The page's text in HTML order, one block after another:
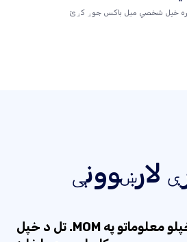
خپل شخصي میل باکس جوړ کړئ
لارښوونې
تل د خپل .MOM ډومین نوم د خپلو معلوماتو په